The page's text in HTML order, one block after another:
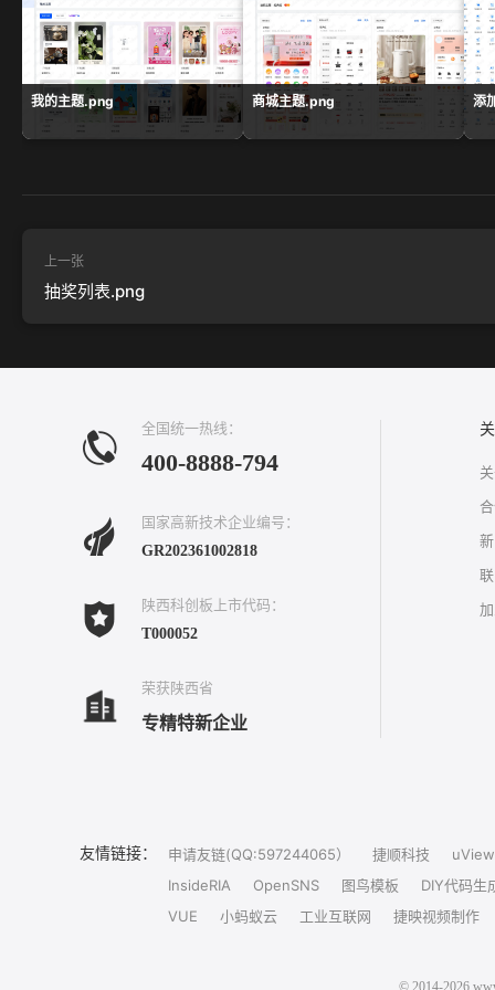
我的主题.png 商城主题.png 添
上一张
抽奖列表.png
全国统一热线：
400-8888-794
国家高新技术企业编号：
GR202361002818
陕西科创板上市代码：
T000052
荣获陕西省
专精特新企业
友情链接： 申请友链(QQ:597244065） 捷顺科技
uView
InsideRIA
OpenSNS 图鸟模板
DIY代码生
VUE
小蚂蚁云 工业互联网 捷映视频制作
© 2014-2026